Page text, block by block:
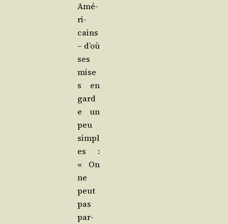
Amé­
ri­
cains
– d’où
ses
mise
s en
gard
e un
peu
simpl
es :
« On
ne
peut
pas
par­